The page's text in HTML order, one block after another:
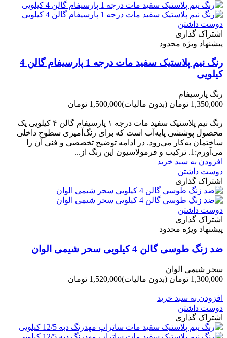
دوست داشتن
اشتراک گذاری
پیشنهاد ویژه محدود
رنگ نیم پلاستیک سفید مات درجه 1 پارسیفام گالن 4
کیلویی
رنگ پارسیفام
1,350,000 تومان
(بدون مالیات)1,500,000 تومان
رنگ نیم‌ پلاستیک سفید مات درجه ۱ پارسیفام گالن ۴ کیلویی یک
محصول پوششی پایه‌آب است که برای رنگ‌آمیزی سطوح داخلی
ساختمان به‌کار می‌رود. در ادامه توضیح تخصصی و فنی آن را
می‌آورم:1. ترکیب و فرمولاسیون این رنگ از...
افزودن به سبد خرید
دوست داشتن
اشتراک گذاری
دوست داشتن
اشتراک گذاری
پیشنهاد ویژه محدود
ضد زنگ طوسی گالن 4 کیلویی سحر شیمی الوان
سحر شیمی الوان
1,300,000 تومان
(بدون مالیات)1,520,000 تومان
افزودن به سبد خرید
دوست داشتن
اشتراک گذاری